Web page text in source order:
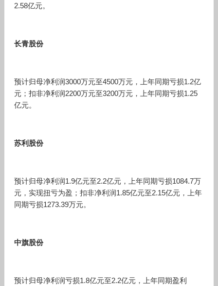
2.58亿元。
长青股份
预计归母净利润3000万元至4500万元，上年同期亏损1.2亿
元；扣非净利润2200万元至3200万元，上年同期亏损1.25
亿元。
苏利股份
预计归母净利润1.9亿元至2.2亿元，上年同期亏损1084.7万
元，实现扭亏为盈；扣非净利润1.85亿元至2.15亿元，上年
同期亏损1273.39万元。
中旗股份
预计归母净利润亏损1.8亿元至2.2亿元，上年同期盈利